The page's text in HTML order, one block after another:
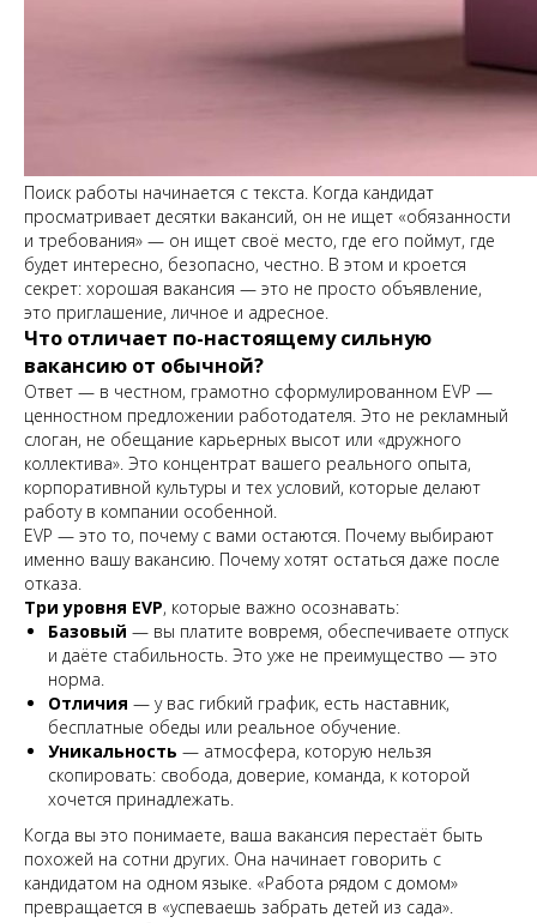
Поиск работы начинается с текста. Когда кандидат
просматривает десятки вакансий, он не ищет «обязанности
и требования» — он ищет своё место, где его поймут, где
будет интересно, безопасно, честно. В этом и кроется
секрет: хорошая вакансия — это не просто объявление,
это приглашение, личное и адресное.
Что отличает по-настоящему сильную
вакансию от обычной?
Ответ — в честном, грамотно сформулированном EVP —
ценностном предложении работодателя. Это не рекламный
слоган, не обещание карьерных высот или «дружного
коллектива». Это концентрат вашего реального опыта,
корпоративной культуры и тех условий, которые делают
работу в компании особенной.
EVP — это то, почему с вами остаются. Почему выбирают
именно вашу вакансию. Почему хотят остаться даже после
отказа.
Три уровня EVP, которые важно осознавать:
Базовый — вы платите вовремя, обеспечиваете отпуск
и даёте стабильность. Это уже не преимущество — это
норма.
Отличия — у вас гибкий график, есть наставник,
бесплатные обеды или реальное обучение.
Уникальность — атмосфера, которую нельзя
скопировать: свобода, доверие, команда, к которой
хочется принадлежать.
Когда вы это понимаете, ваша вакансия перестаёт быть
похожей на сотни других. Она начинает говорить с
кандидатом на одном языке. «Работа рядом с домом»
превращается в «успеваешь забрать детей из сада».